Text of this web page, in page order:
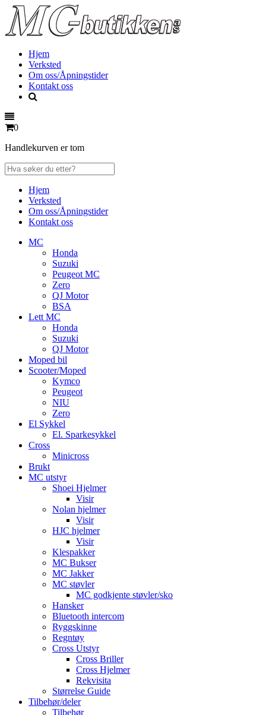
Hjem
Verksted
Om oss/Åpningstider
Kontakt oss
0
Handlekurven er tom
Hjem
Verksted
Om oss/Åpningstider
Kontakt oss
MC
Honda
Suzuki
Peugeot MC
Zero
QJ Motor
BSA
Lett MC
Honda
Suzuki
QJ Motor
Moped bil
Scooter/Moped
Kymco
Peugeot
NIU
Zero
El Sykkel
El. Sparkesykkel
Cross
Minicross
Brukt
MC utstyr
Shoei Hjelmer
Visir
Nolan hjelmer
Visir
HJC hjelmer
Visir
Klespakker
MC Bukser
MC Jakker
MC støvler
MC godkjente støvler/sko
Hansker
Bluetooth intercom
Ryggskinne
Regntøy
Cross Utstyr
Cross Briller
Cross Hjelmer
Rekvisita
Størrelse Guide
Tilbehør/deler
Tilbehør